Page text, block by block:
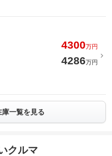
4300万円
4286万円
一覧を見る
クルマ